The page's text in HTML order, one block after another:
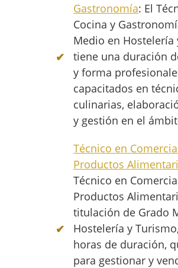
Gastronomía: El
Cocina y
Medio en Hostelería
tiene una duración
y forma
capacitados en
culinarias,
y gestión en el
Técnico en
Productos
Técnico en
Productos
titulación de Grado
Hostelería y
horas de duración,
para gestionar y